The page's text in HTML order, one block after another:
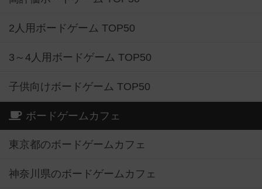
2人用ボードゲーム TOP50
3～4人用ボードゲーム TOP50
子供向けボードゲーム TOP50
ボードゲームカフェ
東京都のボードゲームカフェ
神奈川県のボードゲームカフェ